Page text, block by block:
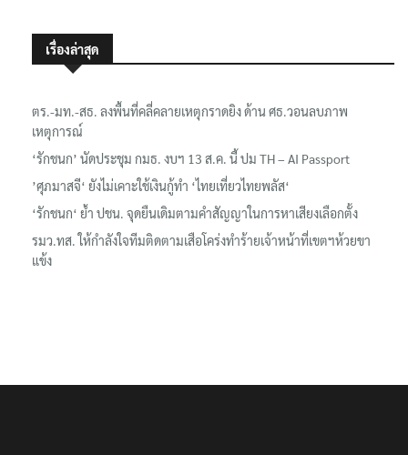
เรื่องล่าสุด
ตร.-มท.-สธ. ลงพื้นที่คลี่คลายเหตุกราดยิง ด้าน ศธ.วอนลบภาพ
เหตุการณ์
‘รักชนก’ นัดประชุม กมธ. งบฯ 13 ส.ค. นี้ ปม TH – AI Passport
’ศุภมาสจี‘ ยังไม่เคาะใช้เงินกู้ทำ ‘ไทยเที่ยวไทยพลัส‘
‘รักชนก‘ ย้ำ ปชน. จุดยืนเดิมตามคำสัญญาในการหาเสียงเลือกตั้ง
รมว.ทส. ให้กำลังใจทีมติดตามเสือโคร่งทำร้ายเจ้าหน้าที่เขตฯห้วยขา
แข้ง